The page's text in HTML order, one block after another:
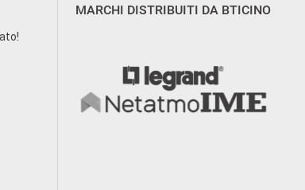
MARCHI DISTRIBUITI DA BTICINO